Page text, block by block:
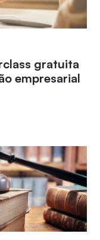
gratuita
empresarial